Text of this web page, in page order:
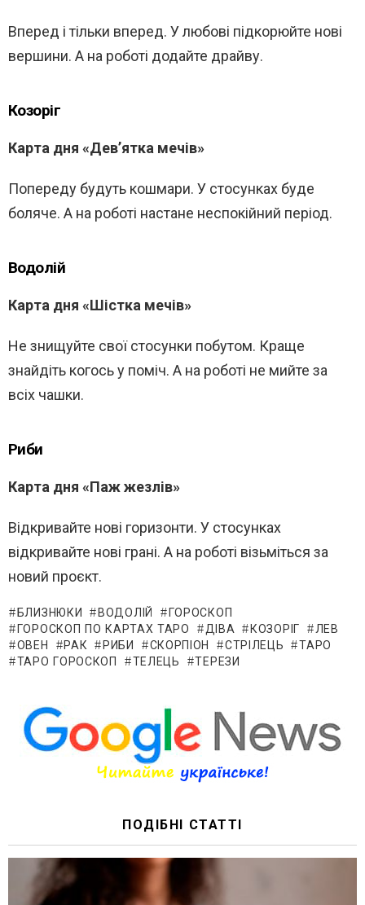
Вперед і тільки вперед. У любові підкорюйте нові
вершини. А на роботі додайте драйву.
Козоріг
Карта дня «Дев’ятка мечів»
Попереду будуть кошмари. У стосунках буде
боляче. А на роботі настане неспокійний період.
Водолій
Карта дня «Шістка мечів»
Не знищуйте свої стосунки побутом. Краще
знайдіть когось у поміч. А на роботі не мийте за
всіх чашки.
Риби
Карта дня «Паж жезлів»
Відкривайте нові горизонти. У стосунках
відкривайте нові грані. А на роботі візьміться за
новий проєкт.
БЛИЗНЮКИ ВОДОЛІЙ
ГОРОСКОП
ГОРОСКОП ПО КАРТАХ ТАРО
ДІВА КОЗОРІГ
ЛЕВ
ОВЕН
РАК РИБИ СКОРПІОН СТРІЛЕЦЬ
ТАРО
ТАРО ГОРОСКОП
ТЕЛЕЦЬ ТЕРЕЗИ
ПОДІБНІ СТАТТІ